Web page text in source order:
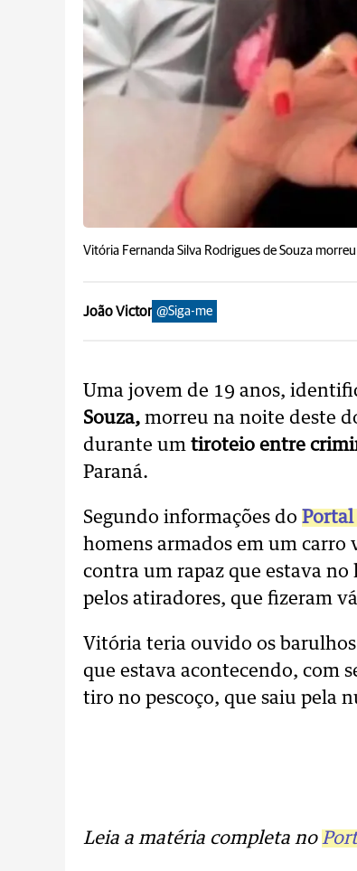
Vitória Fernanda Silva Rodrigues de Souza
João Victor @Siga-me
Uma jovem de 19 anos,
Souza, morreu na noite deste
durante um tiroteio entre
Paraná.
Segundo informações do Portal
homens armados em um carro
contra um rapaz que estava
pelos atiradores, que fizeram
Vitória teria ouvido os
que estava acontecendo, com
tiro no pescoço, que saiu pela
Leia a matéria completa no